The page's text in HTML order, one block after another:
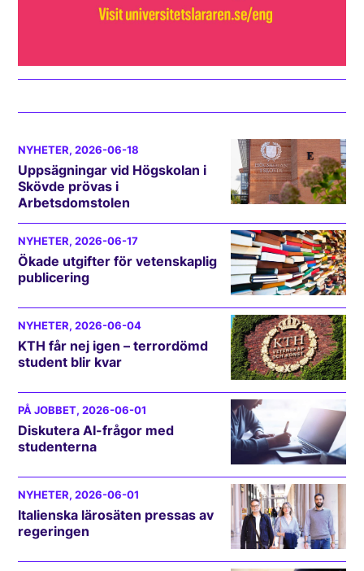
NYHETER, 2026-06-18
Uppsägningar vid Högskolan i
Skövde prövas i
Arbetsdomstolen
NYHETER, 2026-06-17
Ökade utgifter för vetenskaplig
publicering
NYHETER, 2026-06-04
KTH får nej igen – terrordömd
student blir kvar
PÅ JOBBET, 2026-06-01
Diskutera AI-frågor med
studenterna
NYHETER, 2026-06-01
Italienska lärosäten pressas av
regeringen